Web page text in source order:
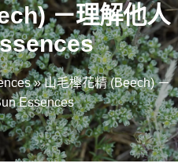
－理解他人
» 山毛櫸花精 (Beech) －
Essences